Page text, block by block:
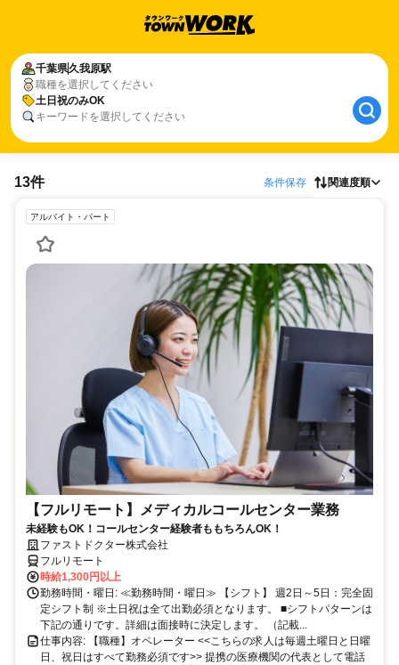
千葉県久我原駅
職種を選択してください
土日祝のみOK
キーワードを選択してください
13件 条件保存 関連度順
アルバイト・パート
【フルリモート】メディカルコールセンター業務
未経験もOK！コールセンター経験者ももちろんOK！
ファストドクター株式会社
フルリモート
時給1,300円以上
勤務時間・曜日: ≪勤務時間・曜日≫ 【シフト】 週2日～5日：完全固
定シフト制 ※土日祝は全て出勤必須となります。ㅤ ■シフトパターンは
下記の通りです。詳細は面接時に決定します。 （記載...
仕事内容: 【職種】オペレーター <<こちらの求人は毎週土曜日と日曜
日、祝日はすべて勤務必須です>> 提携の医療機関の代表として電話